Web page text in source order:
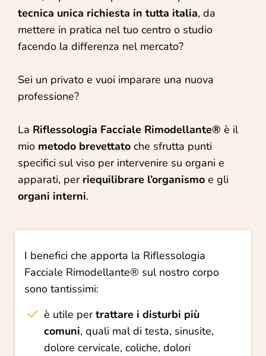
tecnica unica richiesta in tutta italia, da
mettere in pratica nel tuo centro o studio
facendo la differenza nel mercato?
Sei un privato e vuoi imparare una nuova
professione?
La Riflessologia Facciale Rimodellante® è il
mio metodo brevettato che sfrutta punti
specifici sul viso per intervenire su organi e
apparati, per riequilibrare l’organismo e gli
organi interni.
I benefici che apporta la Riflessologia
Facciale Rimodellante® sul nostro corpo
sono tantissimi:
è utile pertrattare i disturbi più
comuni, quali mal di testa, sinusite,
dolore cervicale, coliche, dolori